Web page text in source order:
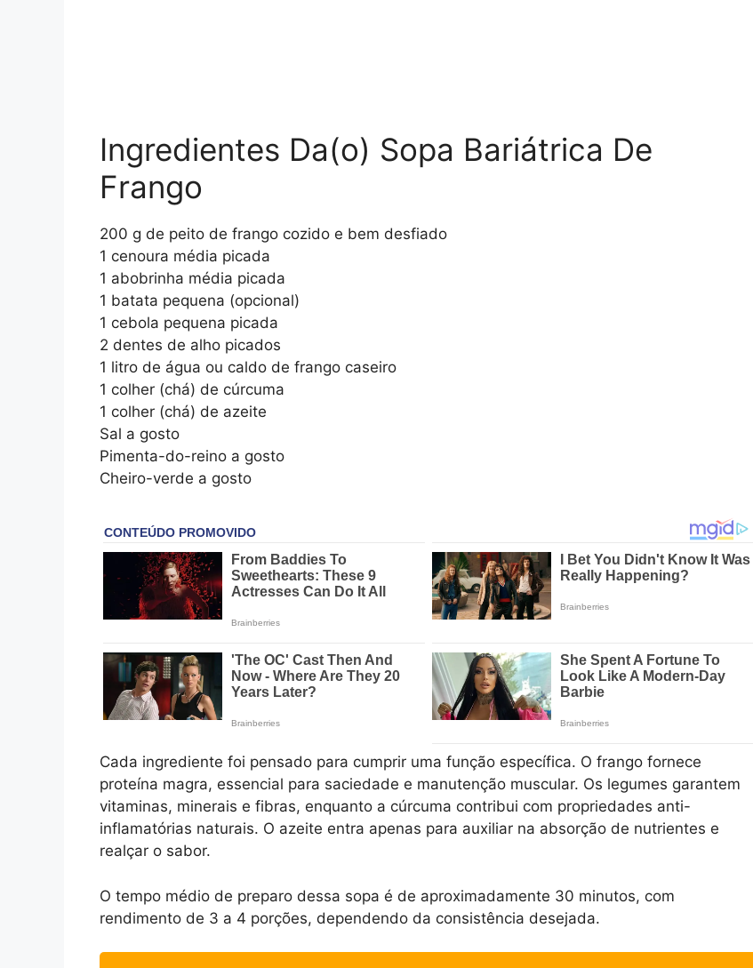
Ingredientes Da(o) Sopa Bariátrica De
Frango
200 g de peito de frango cozido e bem desfiado
1 cenoura média picada
1 abobrinha média picada
1 batata pequena (opcional)
1 cebola pequena picada
2 dentes de alho picados
1 litro de água ou caldo de frango caseiro
1 colher (chá) de cúrcuma
1 colher (chá) de azeite
Sal a gosto
Pimenta-do-reino a gosto
Cheiro-verde a gosto
Cada ingrediente foi pensado para cumprir uma função específica. O frango fornece
proteína magra, essencial para saciedade e manutenção muscular. Os legumes garantem
vitaminas, minerais e fibras, enquanto a cúrcuma contribui com propriedades anti-
inflamatórias naturais. O azeite entra apenas para auxiliar na absorção de nutrientes e
realçar o sabor.
O tempo médio de preparo dessa sopa é de aproximadamente 30 minutos, com
rendimento de 3 a 4 porções, dependendo da consistência desejada.